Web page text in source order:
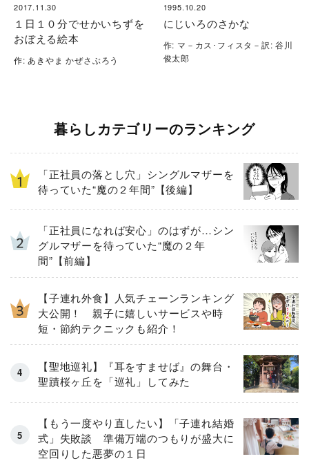
2017.11.30
１日１０分でせかいちずを
おぼえる絵本
作: あきやま かぜさぶろう
1995.10.20
にじいろのさかな
作: マ－カス･フィスタ－訳: 谷川
俊太郎
暮らしカテゴリーのランキング
「正社員の落とし穴」シングルマザーを
待っていた“魔の２年間”【後編】
「正社員になれば安心」のはずが…シン
グルマザーを待っていた“魔の２年
間”【前編】
【子連れ外食】人気チェーンランキング
大公開！ 親子に嬉しいサービスや時
短・節約テクニックも紹介！
【聖地巡礼】『耳をすませば』の舞台・
聖蹟桜ヶ丘を「巡礼」してみた
【もう一度やり直したい】「子連れ結婚
式」失敗談 準備万端のつもりが盛大に
空回りした悪夢の１日